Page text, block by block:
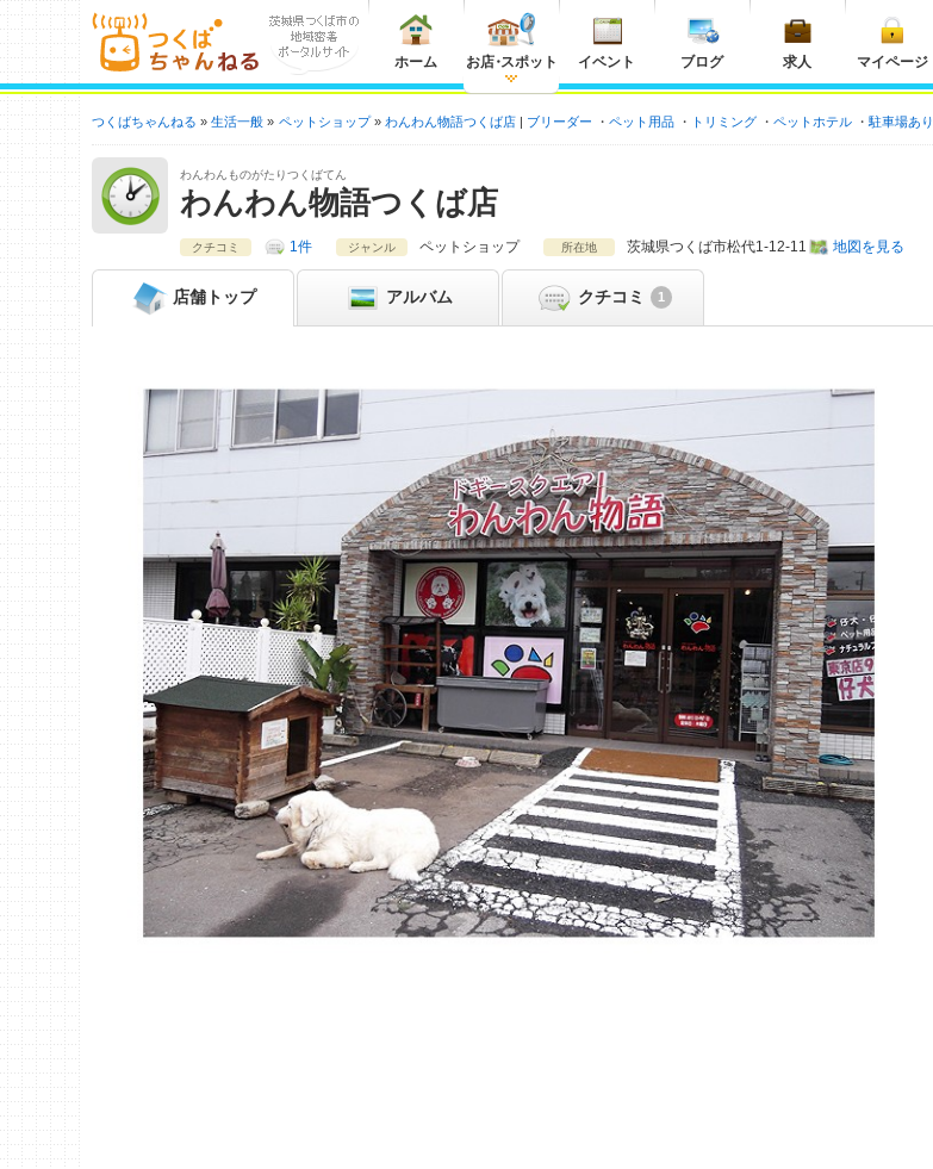
ホーム お店・スポット イベント ブログ 求人 マイページ
つくばちゃんねる 生活一般 ペットショップ わんわん物語つくば店 ブリーダー ペット用品 トリミング ペットホテル 駐車場あり
わんわんものがたりつくばてん
わんわん物語つくば店
クチコミ 1件 ジャンル ペットショップ 所在地 茨城県つくば市松代1-12-11 地図を見る
店舗 トップ アルバム クチコミ 1